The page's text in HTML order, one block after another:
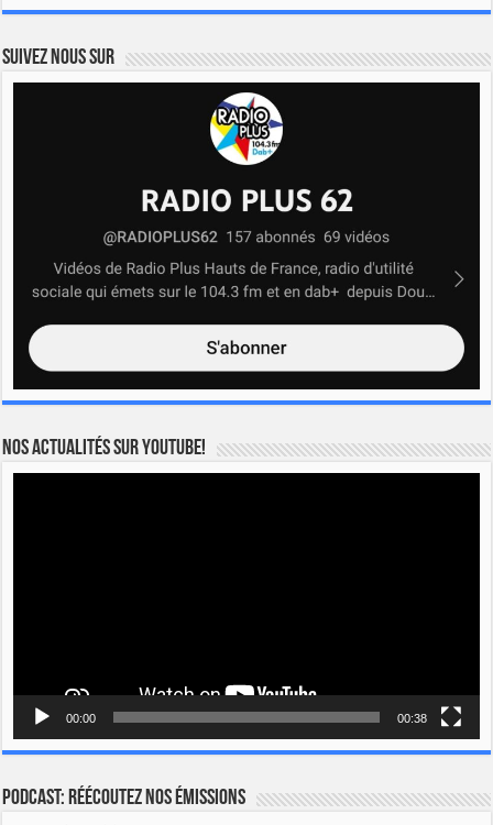
Suivez nous sur
Nos actualités sur YOUTUBE!
00:00 00:38
Podcast: Réécoutez nos émissions